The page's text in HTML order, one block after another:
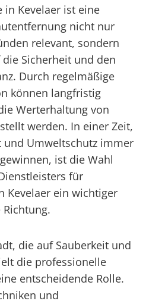
in Kevelaer ist eine
nicht nur
relevant, sondern
Sicherheit und den
Durch regelmäßige
können langfristig
Werterhaltung von
werden. In einer Zeit,
Umweltschutz immer
ist die Wahl
für
Kevelaer ein wichtiger
die auf Sauberkeit und
die professionelle
entscheidende Rolle.
und